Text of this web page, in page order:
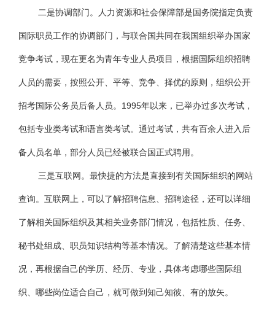
二是协调部门。人力资源和社会保障部是国务院指定负责
国际职员工作的协调部门，与联合国共同在我国组织举办国家
竞争考试，现在更名为青年专业人员项目，根据国际组织招聘
人员的需要，按照公开、平等、竞争、择优的原则，组织公开
招考国际公务员后备人员。1995年以来，已举办过多次考试，
包括专业类考试和语言类考试。通过考试，共有百余人进入后
备人员名单，部分人员已经被联合国正式聘用。
三是互联网。最快捷的方法是直接到有关国际组织的网站
查询。互联网上，可以了解招聘信息、招聘途径，还可以详细
了解相关国际组织及其相关业务部门情况，包括性质、任务、
秘书处组成、职员知识结构等基本情况。了解清楚这些基本情
况，再根据自己的学历、经历、专业，具体考虑哪些国际组
织、哪些岗位适合自己，就可做到知己知彼、有的放矢。